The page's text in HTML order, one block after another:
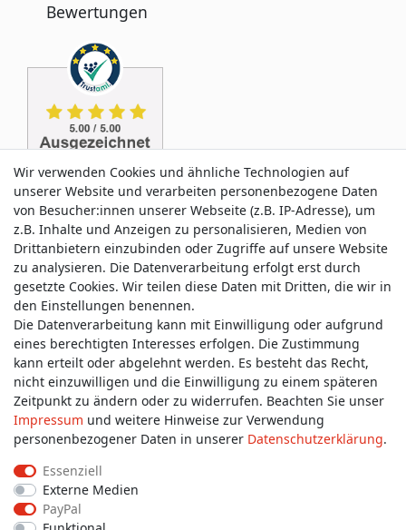
Bewertungen
Service & Kontakt
Wünschen Sie einen Rückruf?
service@allmyclothes.de
Schreiben Sie uns:
service@allmyclothes.de
Impressum
Wir verwenden Cookies und ähnliche Technologien auf
unserer Website und verarbeiten personenbezogene Daten
von Besucher:innen unserer Webseite (z.B. IP-Adresse), um
z.B. Inhalte und Anzeigen zu personalisieren, Medien von
Drittanbietern einzubinden oder Zugriffe auf unsere Website
zu analysieren. Die Datenverarbeitung erfolgt erst durch
gesetzte Cookies. Wir teilen diese Daten mit Dritten, die wir in
den Einstellungen benennen.
Die Datenverarbeitung kann mit Einwilligung oder aufgrund
eines berechtigten Interesses erfolgen. Die Zustimmung
kann erteilt oder abgelehnt werden. Es besteht das Recht,
nicht einzuwilligen und die Einwilligung zu einem späteren
Zeitpunkt zu ändern oder zu widerrufen. Beachten Sie unser
Impressum und weitere Hinweise zur Verwendung
personenbezogener Daten in unserer Daten­schutz­erklärung.
Essenziell
Externe Medien
PayPal